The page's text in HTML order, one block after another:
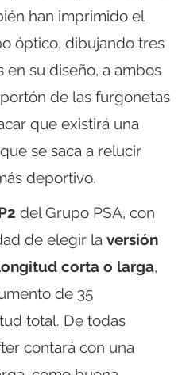
han imprimido el
óptico, dibujando tres
en su diseño, a ambos
de las furgonetas
que existirá una
se saca a relucir
deportivo.
del Grupo PSA, con
de elegir la versión
corta o larga,
de 35
total. De todas
contará con una